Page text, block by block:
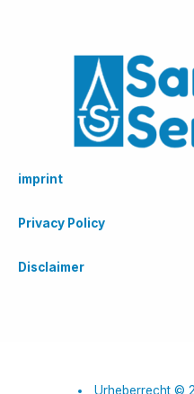
imprint
Privacy Policy
Disclaimer
Urheberrecht ©